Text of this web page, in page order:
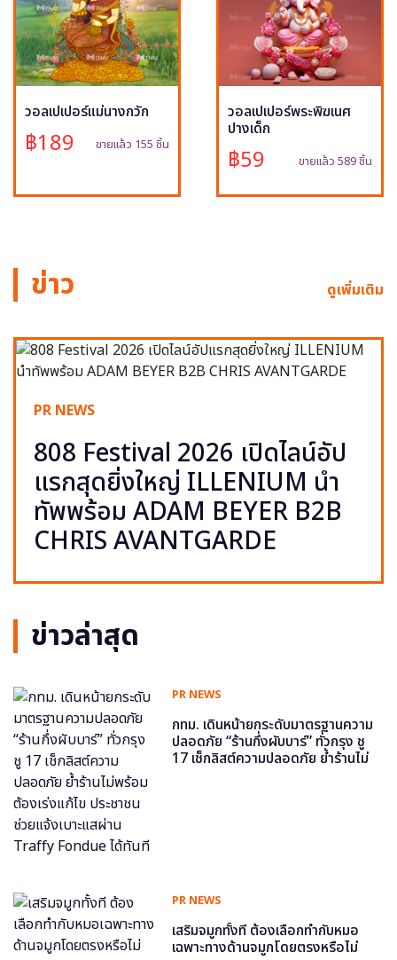
วอลเปเปอร์แม่นางกวัก
฿189 ขายแล้ว 155 ชิ้น
วอลเปเปอร์พระพิฆเนศ
ปางเด็ก
฿59 ขายแล้ว 589 ชิ้น
ข่าว ดูเพิ่มเติม
PR NEWS
808 Festival 2026 เปิดไลน์อัป
แรกสุดยิ่งใหญ่ ILLENIUM นำ
ทัพพร้อม ADAM BEYER B2B
CHRIS AVANTGARDE
ข่าวล่าสุด
PR NEWS
กทม. เดินหน้ายกระดับมาตรฐานความ
ปลอดภัย “ร้านกึ่งผับบาร์” ทั่วกรุง ชู
17 เช็กลิสต์ความปลอดภัย ย้ำร้านไม่
PR NEWS
เสริมจมูกทั้งที ต้องเลือกทำกับหมอ
เฉพาะทางด้านจมูกโดยตรงหรือไม่